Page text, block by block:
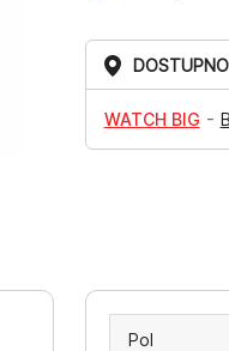
WATCH BIG -
Pol